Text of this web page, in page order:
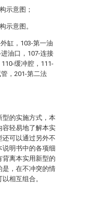
示意图；
示意图。
缸，103-第一油
油口，107-连接
缓冲腔，111-
，201-第二法
型的实施方式，本
容轻易地了解本实
还可以通过另外不
说明书中的各项细
离本实用新型的
是，在不冲突的情
相互组合。